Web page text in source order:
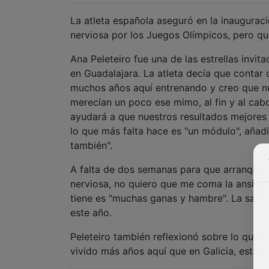
La atleta española aseguró en la
nerviosa por los Juegos Olímpicos, pero
Ana Peleteiro fue una de las estrellas
en Guadalajara. La atleta decía que
muchos años aquí entrenando y creo que
merecían un poco ese mimo, al fin y al
ayudará a que nuestros resultados
lo que más falta hace es "un módulo",
también".
A falta de dos semanas para que
nerviosa, no quiero que me coma la
tiene es "muchas ganas y hambre". La
este año.
Peleteiro también reflexionó sobre lo que
vivido más años aquí que en Galicia,